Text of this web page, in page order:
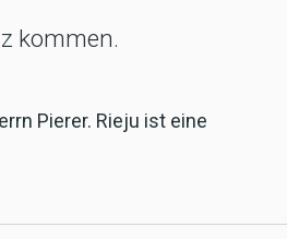
kommen.
Pierer. Rieju ist eine